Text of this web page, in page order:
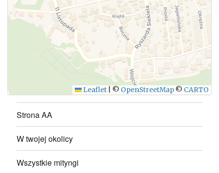
WYŚLIJ
Leaflet © OpenStreetMap © CARTO
Strona AA
W twojej okolicy
Wszystkie mityngi